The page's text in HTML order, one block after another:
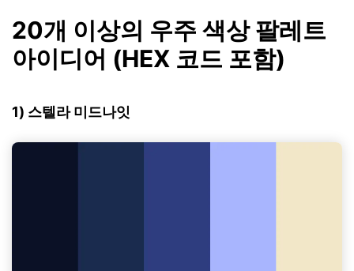
20개 이상의 우주 색상 팔레트
아이디어 (HEX 코드 포함)
1) 스텔라 미드나잇